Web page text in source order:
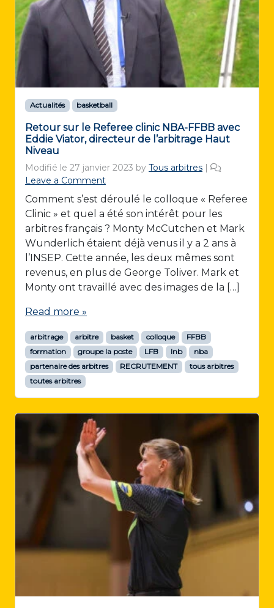
Actualités basketball
Retour sur le Referee clinic NBA-FFBB avec
Eddie Viator, directeur de l’arbitrage Haut
Niveau
Modifié le 27 janvier 2023 by Tous arbitres
Leave a Comment
Comment s’est déroulé le colloque « Referee
Clinic » et quel a été son intérêt pour les
arbitres français ? Monty McCutchen et Mark
Wunderlich étaient déjà venus il y a 2 ans à
l’INSEP. Cette année, les deux mêmes sont
revenus, en plus de George Toliver. Mark et
Monty ont travaillé avec des images de la […]
Read more »
arbitrage arbitre basket colloque
FFBB
formation
groupe la poste LFB lnb
nba
partenaire des arbitres
RECRUTEMENT
tous arbitres
toutes arbitres